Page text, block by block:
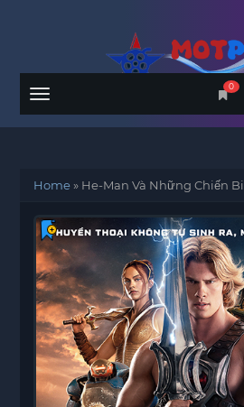
Menu
0
Home» He-Man Và Những Chiến